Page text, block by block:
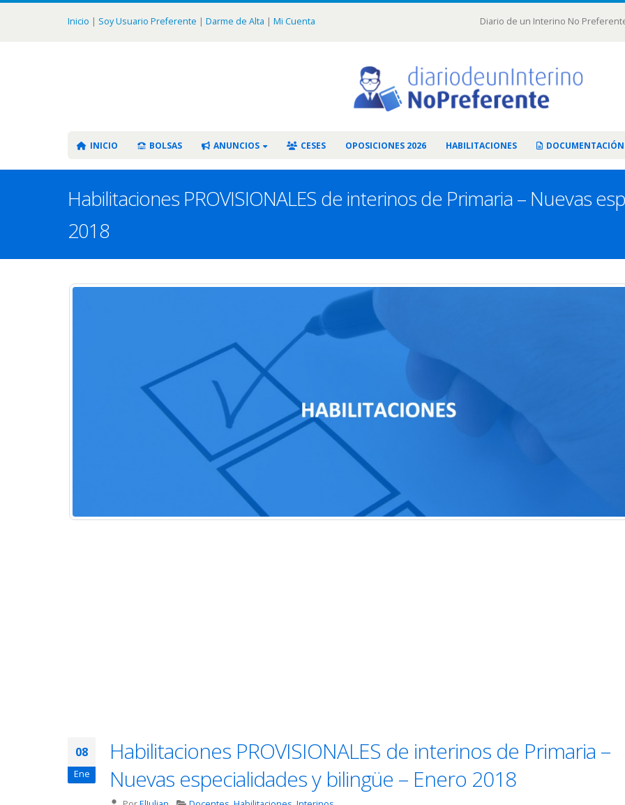
Inicio | Soy Usuario Preferente | Darme de Alta | Mi Cuenta Diario de un Interino No
INICIO BOLSAS ANUNCIOS CESES OPOSICIONES 2026 HABILITACIONES DOCUMENTACIÓN
Habilitaciones PROVISIONALES de interinos de Primaria – Nuevas
2018
08
Ene
Habilitaciones PROVISIONALES de interinos de Primaria –
Nuevas especialidades y bilingüe – Enero 2018